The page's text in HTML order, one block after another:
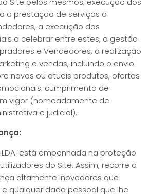
a prestação de serviços a
a execução das
a celebrar entre estes, a gestão
e Vendedores, a realização
e vendas, incluindo o envio
novos ou atuais produtos, ofertas
cumprimento de
vigor (nomeadamente de
e judicial).
está empenhada na proteção
do Site. Assim, recorre a
altamente inovadores que
qualquer dado pessoal que lhe